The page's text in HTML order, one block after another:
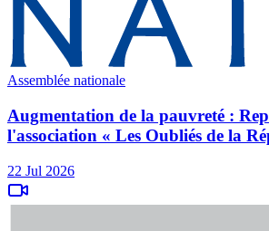
Assemblée nationale
Augmentation de la pauvreté :
l'association « Les Oubliés de la
22 Jul 2026